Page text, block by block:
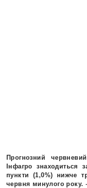
Прогнозний
Інфагро знаходиться
пункти (1,0%) нижче
червня минулого року.